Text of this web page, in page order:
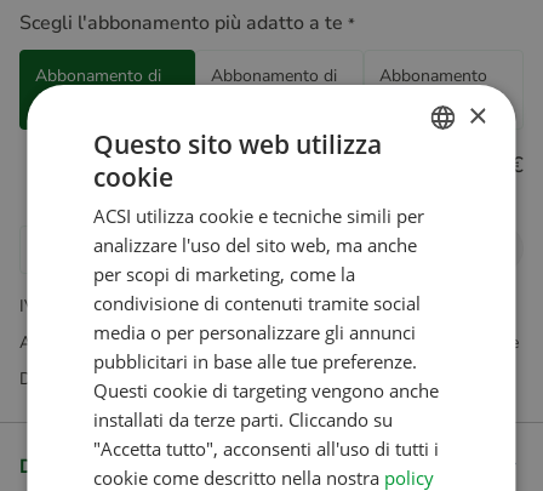
Scegli l'abbonamento più adatto a te *
Abbonamento di
12 mesi
Abbonamento di
Abbonamento
mensile
9.99 €
Aggiungi al carrello
IVA inclusa Spese di spedizione escluse
Abbonamenti disponibili esclusivamente nel nostro negozio online
Domande? Il nostro servizio clienti è felice di aiutarti
Descrizione
ENGLISH
GERMAN
ITALIAN
DANISH
SWEDISH
×
Questo sito web utilizza
cookie
ACSI utilizza cookie e tecniche simili per
analizzare l'uso del sito web, ma anche
per scopi di marketing, come la
condivisione di contenuti tramite social
media o per personalizzare gli annunci
pubblicitari in base alle tue preferenze.
Questi cookie di targeting vengono anche
installati da terze parti. Cliccando su
"Accetta tutto", acconsenti all'uso di tutti i
cookie come descritto nella nostra policy